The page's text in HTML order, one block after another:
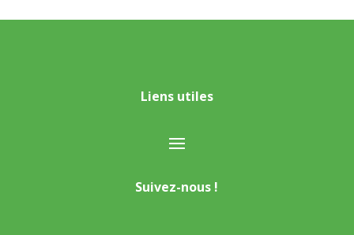
Liens utiles
Suivez-nous !